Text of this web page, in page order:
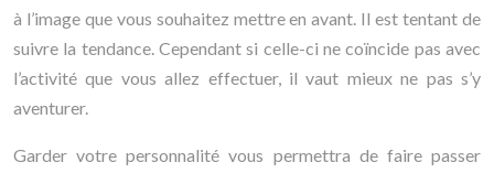
à l’image que vous souhaitez mettre en avant. Il est tentant de
suivre la tendance. Cependant si celle-ci ne coïncide pas avec
l’activité que vous allez effectuer, il vaut mieux ne pas s’y
aventurer.
Garder votre personnalité vous permettra de faire passer